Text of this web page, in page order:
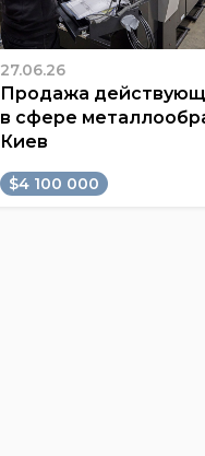
27.06.26
Продажа
в сфере
Киев
$4 100 000